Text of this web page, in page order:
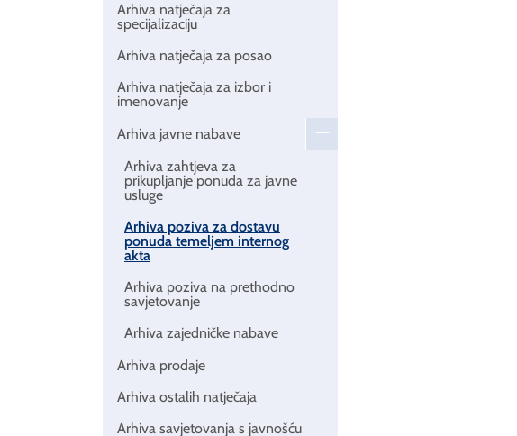
Arhiva natječaja za
specijalizaciju
Arhiva natječaja za posao
Arhiva natječaja za izbor i
imenovanje
Arhiva javne nabave
Arhiva zahtjeva za
prikupljanje ponuda za javne
usluge
Arhiva poziva za dostavu
ponuda temeljem internog
akta
Arhiva poziva na prethodno
savjetovanje
Arhiva zajedničke nabave
Arhiva prodaje
Arhiva ostalih natječaja
Arhiva savjetovanja s javnošću